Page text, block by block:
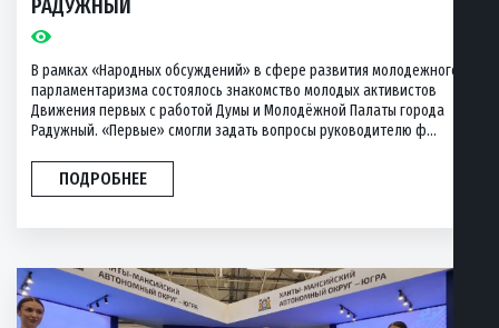
РАДУЖНЫЙ
В рамках «Народных обсуждений» в сфере развития молодежного
парламентаризма состоялось знакомство молодых активистов
Движения первых с работой Думы и Молодёжной Палаты города
Радужный. «Первые» смогли задать вопросы руководителю ф...
ПОДРОБНЕЕ